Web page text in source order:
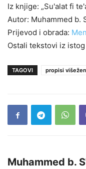
Iz knjige: „Su'alat fi
Autor: Muhammed b.
Prijevod i obrada:
Ostali tekstovi iz
TAGOVI propisi
Muhammed b.